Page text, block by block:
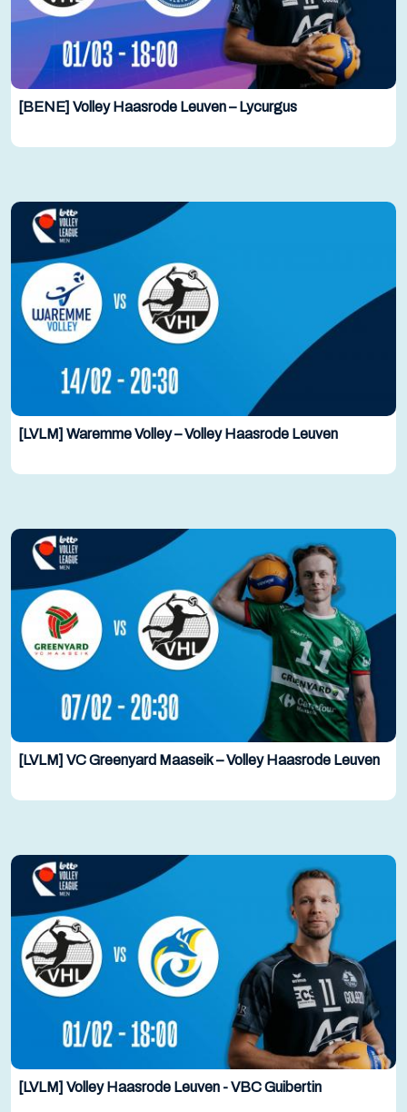
[BENE] Volley Haasrode Leuven – Lycurgus
[LVLM] Waremme Volley – Volley Haasrode Leuven
[LVLM] VC Greenyard Maaseik – Volley Haasrode Leuven
[LVLM] Volley Haasrode Leuven - VBC Guibertin